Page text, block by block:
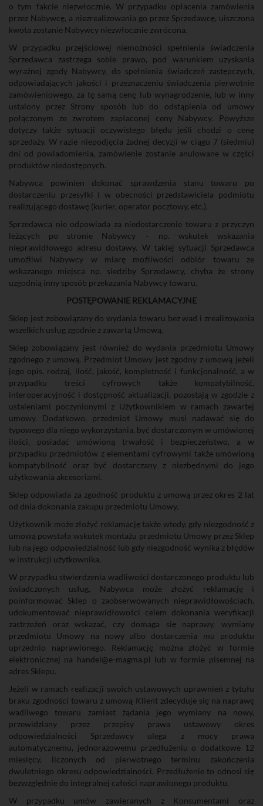
o tym fakcie niezwłocznie. W przypadku opłacenia zamówienia
przez Nabywcę, a niezrealizowania go przez Sprzedawcę, uiszczona
kwota zostanie Nabywcy niezwłocznie zwrócona.
W przypadku przejściowej niemożności spełnienia świadczenia
Sprzedawca zastrzega sobie prawo, pod warunkiem uzyskania
wyraźnej zgody Nabywcy, do spełnienia świadczeń zastępczych,
odpowiadających jakości i przeznaczeniu świadczenia pierwotnie
zamówieniowego, za tę samą cenę lub wynagrodzenie, lub w inny
ustalony przez Strony sposób lub do odstąpienia od umowy
połączonym ze zwrotem zapłaconej ceny Nabywcy. Powyższe
dotyczy także sytuacji oczywistego błędu jeśli chodzi o cenę
sprzedaży. W razie niepodjęcia żadnej decyzji w ciągu 7 (siedmiu)
dni od powiadomienia, zamówienie zostanie anulowane w części
produktów niedostępnych.
Nabywca powinien dokonać sprawdzenia stanu towaru po
dostarczeniu przesyłki i w obecności przedstawiciela podmiotu
realizującego dostawę (kurier, operator pocztowy, etc.).
Sprzedawca nie odpowiada za niedostarczenie towaru z przyczyn
leżących po stronie Nabywcy – np. wskutek wskazania
nieprawidłowego adresu dostawy. W takiej sytuacji Sprzedawca
umożliwi Nabywcy w miarę możliwości odbiór towaru ze
wskazanego miejsca np. siedziby Sprzedawcy, chyba że strony
uzgodnią inny sposób przekazania Nabywcy towaru.
POSTĘPOWANIE REKLAMACYJNE
Sklep jest zobowiązany do wydania towaru bez wad i zrealizowania
wszelkich usług zgodnie z zawartą Umową.
Sklep zobowiązany jest również do wydania przedmiotu Umowy
zgodnego z umową. Przedmiot Umowy jest zgodny z umową jeżeli
jego opis, rodzaj, ilość, jakość, kompletność i funkcjonalność, a w
przypadku treści cyfrowych także kompatybilność,
interoperacyjność i dostępność aktualizacji, pozostają w zgodzie z
ustaleniami poczynionymi z Użytkownikiem w ramach zawartej
umowy. Dodatkowo, przedmiot Umowy musi nadawać się do
typowego dla niego wykorzystania, być dostarczonym w umówionej
ilości, posiadać umówioną trwałość i bezpieczeństwo, a w
przypadku przedmiotów z elementami cyfrowymi także umówioną
kompatybilność oraz być dostarczany z niezbędnymi do jego
użytkowania akcesoriami.
Sklep odpowiada za zgodność produktu z umową przez okres 2 lat
od dnia dokonania zakupu przedmiotu Umowy.
Użytkownik może złożyć reklamację także wtedy, gdy niezgodność z
umową powstała wskutek montażu przedmiotu Umowy przez Sklep
lub na jego odpowiedzialność lub gdy niezgodność wynika z błędów
w instrukcji użytkownika.
W przypadku stwierdzenia wadliwości dostarczonego produktu lub
świadczonych usług, Nabywca może złożyć reklamację i
poinformować Sklep o zaobserwowanych nieprawidłowościach,
udokumentować nieprawidłowości celem dokonania weryfikacji
zastrzeżeń oraz wskazać, czy domaga się naprawy, wymiany
przedmiotu Umowy na nowy albo dostarczenia mu produktu
uprzednio naprawionego. Reklamację można złożyć w formie
elektronicznej na handel@e-magma.pl lub w formie pisemnej na
adres Sklepu.
Jeżeli w ramach realizacji swoich ustawowych uprawnień z tytułu
braku zgodności towaru z umową Klient zdecyduje się na naprawę
wadliwego towaru zamiast żądania jego wymiany na nowy,
przewidziany przez przepisy prawa ustawowy okres
odpowiedzialności Sprzedawcy ulega z mocy prawa
automatycznemu, jednorazowemu przedłużeniu o dodatkowe 12
miesięcy, liczonych od pierwotnego terminu zakończenia
dwuletniego okresu odpowiedzialności. Przedłużenie to odnosi się
bezwzględnie do integralnej całości naprawionego produktu.
W przypadku umów zawieranych z Konsumentami oraz